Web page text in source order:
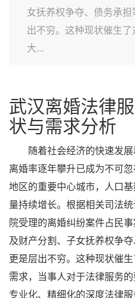
女抚养权争夺、债务承
出不穷。这种现状催生
大...
武汉离婚法律
状与需求分析
随着社会经济的快速发
离婚率逐年攀升已成为不可
地区的重要中心城市，人口
量持续增长。根据相关司法
院受理的离婚纠纷案件占民
及财产分割、子女抚养权争
更是层出不穷。这种现状催
需求，当事人对于法律服务
专业化、精细化的深度法律服